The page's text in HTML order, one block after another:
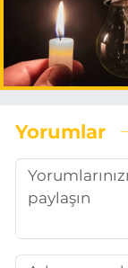
Yorumlar